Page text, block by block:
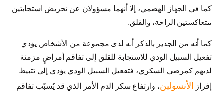
كما في الجهاز الهضمي، إلا أنهما مسؤولان عن تحريض استجابتين
متعاكستين الراحة، والقلق.
كما أنه من الجدير بالذكر أنه لدى مجموعة من الأشخاص يؤدي
تفعيل السبيل الودي للاستجابة للقلق إلى تفاقم أمراضٍ مزمنة
لديهم كمرضى السكري، فتفعيل السبيل الودي يؤدي إلى تثبيط
إفراز
الأنسولين، وارتفاع سكر الدم الأمر الذي قد يُسبّب تفاقم